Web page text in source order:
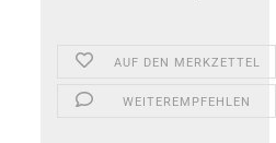
AUF DEN MERKZETTEL
WEITEREMPFEHLEN